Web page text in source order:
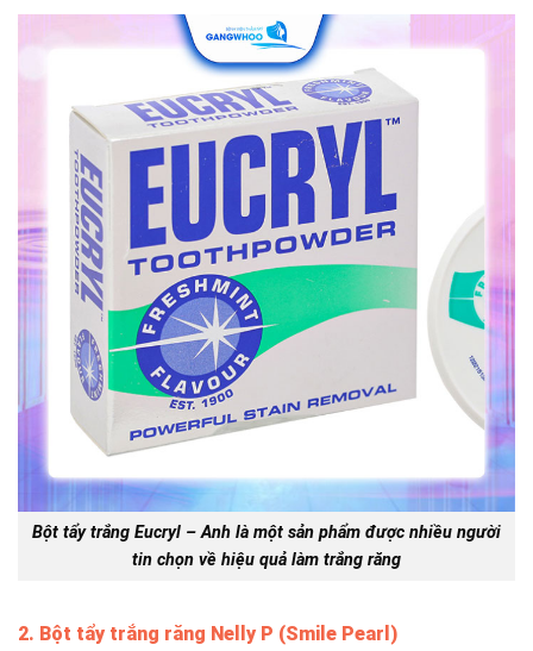
Bột tẩy trắng Eucryl – Anh là một sản phẩm được nhiều người
tin chọn về hiệu quả làm trắng răng
2. Bột tẩy trắng răng Nelly P (Smile Pearl)